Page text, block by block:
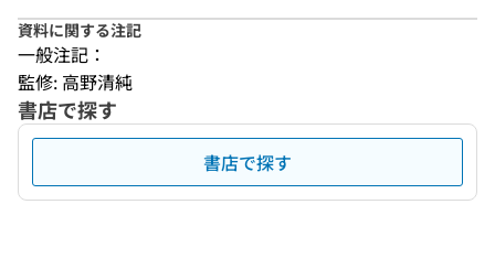
資料に関する注記
一般注記：
監修: 高野清純
書店で探す
書店で探す